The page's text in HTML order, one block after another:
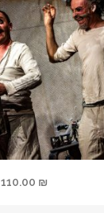
110.00 ₪